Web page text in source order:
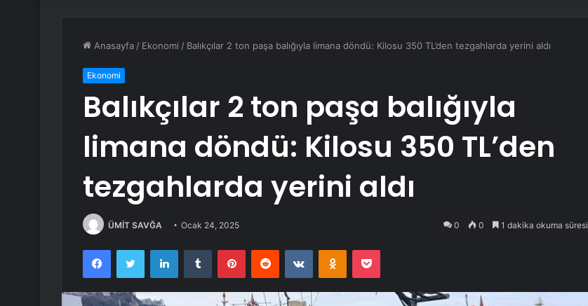
Anasayfa / Ekonomi / Balıkçılar 2 ton paşa balığıyla limana döndü: Kilosu 350 TL’den tezgahlarda yerini aldı
Ekonomi
Balıkçılar 2 ton paşa balığıyla
limana döndü: Kilosu 350 TL’den
tezgahlarda yerini aldı
ÜMİT SAVĞA Ocak 24, 2025 0 0 1 dakika okuma süresi
FacebookTwitter LinkedInTumblr PinterestReddit VKontakteOdnoklassniki
Pocket